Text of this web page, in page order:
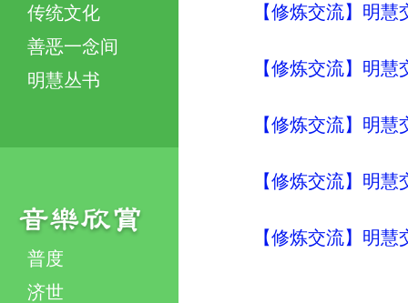
传统文化
善恶一念间
明慧丛书
普度
济世
【修炼交流】明
【修炼交流】明
【修炼交流】明
【修炼交流】明
【修炼交流】明